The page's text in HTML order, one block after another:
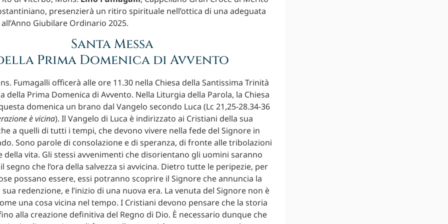
presenzierà un ritiro spirituale nell’ottica di una adeguata
Giubilare Ordinario 2025.
Santa Messa
Prima Domenica di Avvento
Fumagalli officerà alle ore 11.30 nella Chiesa della Santissima Trinità
della Prima Domenica di Avvento. Nella Liturgia della Parola, la Chiesa
domenica un brano dal Vangelo secondo Luca (Lc 21,25-28.34-36
è vicina). Il Vangelo di Luca è indirizzato ai Cristiani della sua
a quelli di tutti i tempi, che devono vivere nella fede del Signore in
Sono parole di consolazione e di speranza, di fronte alle tribolazioni
della vita. Gli stessi avvenimenti che disorientano gli uomini saranno
segno che l’ora della salvezza si avvicina. Dietro tutte le peripezie, per
possano essere, essi potranno scoprire il Signore che annuncia la
redenzione, e l’inizio di una nuova era. La venuta del Signore non è
una cosa vicina nel tempo. I Cristiani devono pensare che la storia
alla creazione definitiva del Regno di Dio. È necessario dunque che